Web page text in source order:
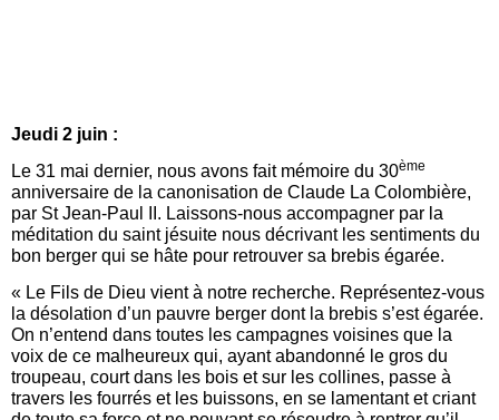
Jeudi 2 juin :
Le 31 mai dernier, nous avons fait mémoire du 30ème
anniversaire de la canonisation de Claude La Colombière,
par St Jean-Paul II. Laissons-nous accompagner par la
méditation du saint jésuite nous décrivant les sentiments du
bon berger qui se hâte pour retrouver sa brebis égarée.
« Le Fils de Dieu vient à notre recherche. Représentez-vous
la désolation d’un pauvre berger dont la brebis s’est égarée.
On n’entend dans toutes les campagnes voisines que la
voix de ce malheureux qui, ayant abandonné le gros du
troupeau, court dans les bois et sur les collines, passe à
travers les fourrés et les buissons, en se lamentant et criant